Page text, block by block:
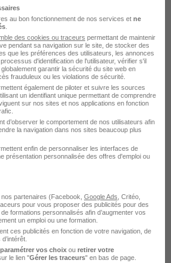
Transparence oblige !
images
au bon fonctionnement de nos services et ne
des cookies ou traceurs permettant de maintenir
pendant sa navigation sur le site, de stocker des
que les préférences des utilisateurs, les annonces
d'identification de l'utilisateur, vérifier s'il
garantir la sécurité du site web en
frauduleux ou les violations de sécurité.
également de piloter et suivre les sources
un identifiant unique permettant de comprendre
sur nos sites et nos applications en fonction
d’observer le comportement de nos utilisateurs afin
la navigation dans nos sites beaucoup plus
enfin de personnaliser les interfaces de
présentation personnalisée des offres d'emploi ou
nos partenaires (Facebook, Google Ads , Critéo,
pour vous proposer des publicités pour des
formations personnalisés afin d’augmenter vos
un emploi ou une formation.
ces publicités en fonction de votre navigation, de
paramétrer vos choix ou retirer votre
le lien "Gérer les traceurs" en bas de page.